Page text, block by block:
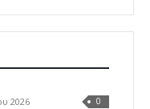
2026 0